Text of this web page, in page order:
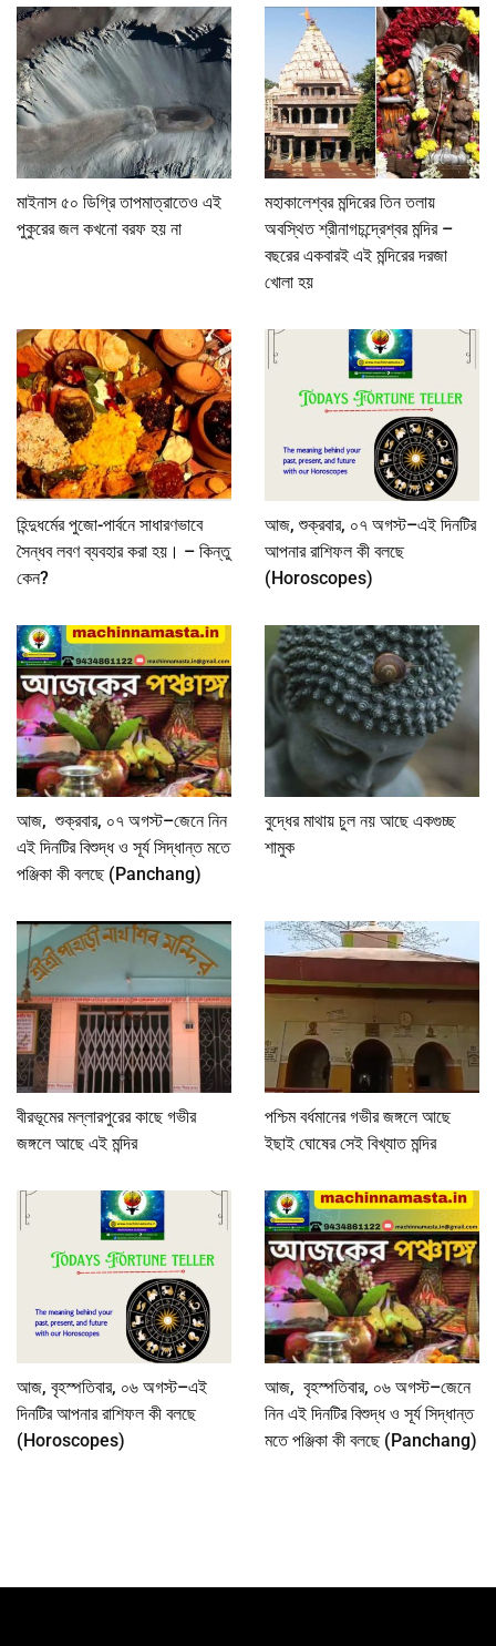
মাইনাস ৫০ ডিগ্রি তাপমাত্রাতেও এই
পুকুরের জল কখনো বরফ হয় না
মহাকালেশ্বর মন্দিরের তিন তলায়
অবস্থিত শ্রীনাগচন্দ্রেশ্বর মন্দির –
বছরের একবারই এই মন্দিরের দরজা
খোলা হয়
হিন্দুধর্মের পুজো-পার্বনে সাধারণভাবে
সৈন্ধব লবণ ব্যবহার করা হয়। – কিন্তু
কেন?
আজ, শুক্রবার, ০৭ অগস্ট–এই দিনটির
আপনার রাশিফল কী বলছে
(Horoscopes)
আজ, শুক্রবার, ০৭ অগস্ট–জেনে নিন
এই দিনটির বিশুদ্ধ ও সূর্য সিদ্ধান্ত মতে
পঞ্জিকা কী বলছে (Panchang)
বুদ্ধের মাথায় চুল নয় আছে একগুচ্ছ
শামুক
বীরভূমের মল্লারপুরের কাছে গভীর
জঙ্গলে আছে এই মন্দির
পশ্চিম বর্ধমানের গভীর জঙ্গলে আছে
ইছাই ঘোষের সেই বিখ্যাত মন্দির
আজ, বৃহস্পতিবার, ০৬ অগস্ট–এই
দিনটির আপনার রাশিফল কী বলছে
(Horoscopes)
আজ, বৃহস্পতিবার, ০৬ অগস্ট–জেনে
নিন এই দিনটির বিশুদ্ধ ও সূর্য সিদ্ধান্ত
মতে পঞ্জিকা কী বলছে (Panchang)